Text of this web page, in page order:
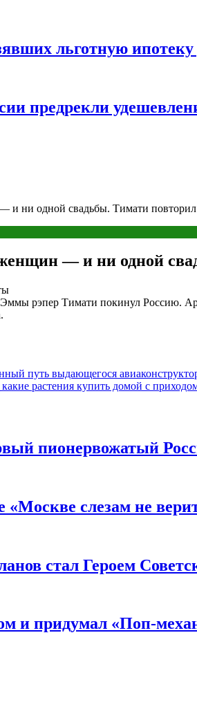
льготную ипотеку
предрекли
и ни одной свадьбы. Тимати
— и ни одной
рэпер Тимати покинул Россию.
путь выдающегося
растения купить домой с
пионервожатый
слезам не
стал Героем
и придумал «Поп-